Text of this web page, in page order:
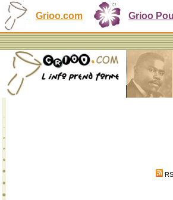
Grioo.com Grioo